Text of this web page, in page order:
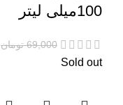
100میلی لیتر
69,000 تومان
Sold out